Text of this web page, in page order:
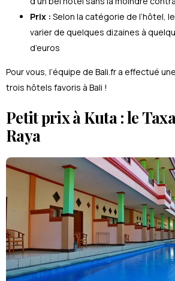
Prix : Selon la catégorie de l’hôtel,
varier de quelques dizaines à
d’euros
Pour vous, l’équipe de Bali.fr a effectué
trois hôtels favoris à Bali !
Petit prix à Kuta : le
Raya